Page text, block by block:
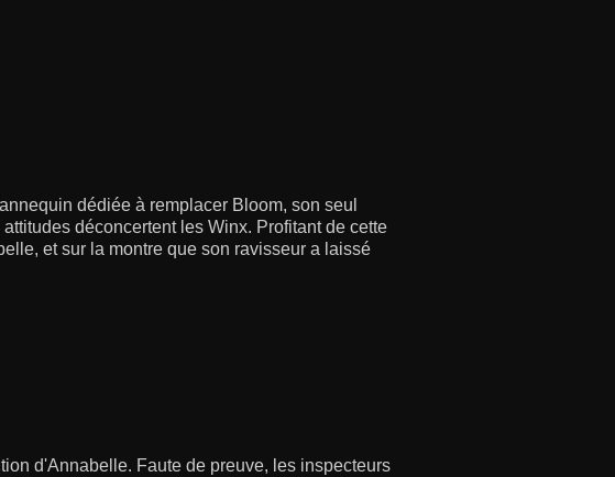
dédiée à remplacer Bloom, son seul
déconcertent les Winx. Profitant de cette
et sur la montre que son ravisseur a laissé
d'Annabelle. Faute de preuve, les inspecteurs